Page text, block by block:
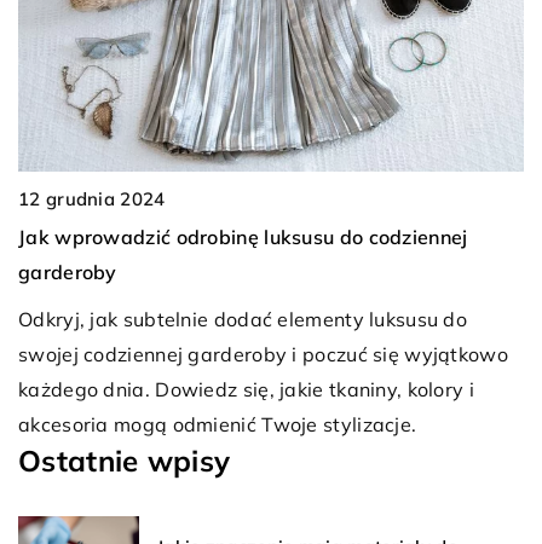
luksusu do codziennej
dodać elementy luksusu do
i poczuć się wyjątkowo
się, jakie tkaniny, kolory i
Twoje stylizacje.
5 maja 2025
Odkryj, jak
zestawienia. Zyskaj
kolorystycznej, która
podkreśli Twój
Ostatnie wpisy